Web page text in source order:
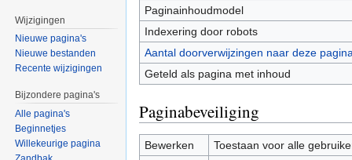
Paginainhoudmodel
Indexering door robots
Aantal doorverwijzingen naar deze
Geteld als pagina met inhoud
Paginabeveiliging
Bewerken
Toestaan voor alle
Wijzigingen
Nieuwe pagina's
Nieuwe bestanden
Recente wijzigingen
Bijzondere pagina's
Alle pagina's
Beginnetjes
Willekeurige pagina